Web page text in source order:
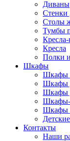
Диваны
Стенки
Столы
Тумбы
Кресла-
Кресла
Полки
Шкафы
Шкафы
Шкафы
Шкафы
Шкафы-
Шкафы
Контакты
Наши